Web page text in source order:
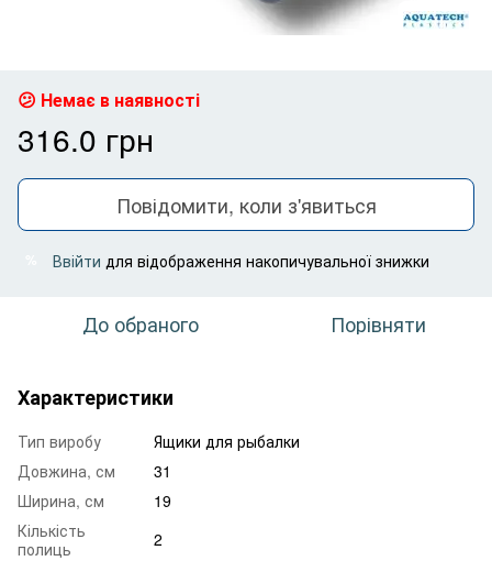
Немає в наявності
316.0 грн
Повідомити, коли з'явиться
Ввійти для відображення накопичувальної знижки
До обраного Порівняти
Характеристики
Тип виробу
Ящики для рыбалки
Довжина, см
31
Ширина, см
19
Кількість
полиць
2